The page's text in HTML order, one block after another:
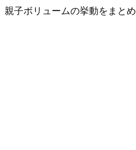
親子ボリュームの挙動をまと